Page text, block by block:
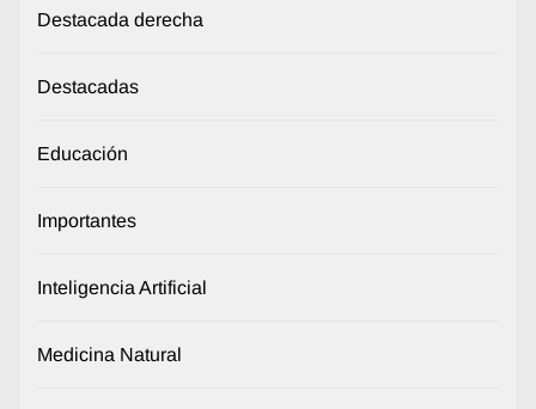
Destacada derecha
Destacadas
Educación
Importantes
Inteligencia Artificial
Medicina Natural